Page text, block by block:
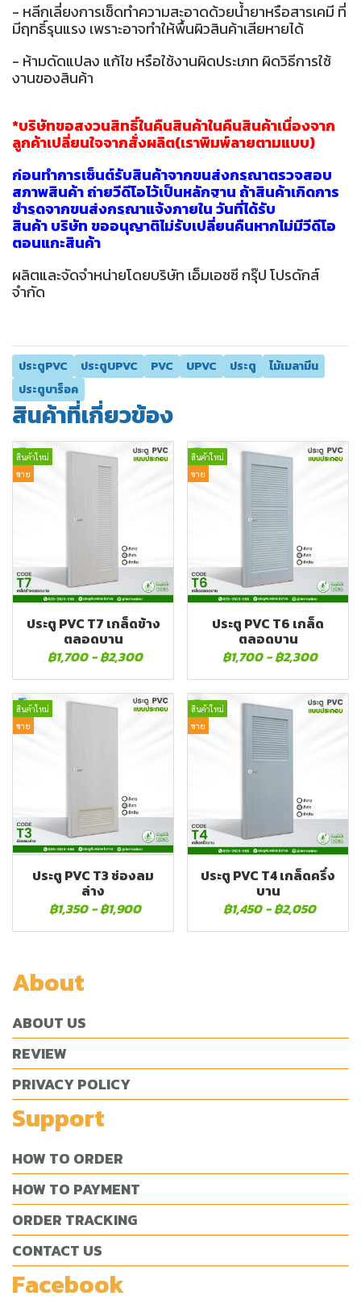
- หลีกเลี่ยงการเช็ดทำความสะอาดด้วยน้ำยาหรือสารเคมี ที่
มีฤทธิ์รุนแรง เพราะอาจทำให้พื้นผิวสินค้าเสียหายได้
- ห้ามดัดแปลง แก้ไข หรือใช้งานผิดประเภท ผิดวิธีการใช้
งานของสินค้า
*บริษัทขอสงวนสิทธิ์ในคืนสินค้าในคืนสินค้าเนื่องจาก
ลูกค้าเปลี่ยนใจจากสั่งผลิต(เราพิมพ์ลายตามแบบ)
ก่อนทำการเซ็นต์รับสินค้าจากขนส่งกรุณาตรวจสอบ
สภาพสินค้า ถ่ายวีดีโอไว้เป็นหลักฐาน ถ้าสินค้าเกิดการ
ชำรุดจากขนส่งกรุณาแจ้งภายใน วันที่ได้รับ
สินค้า บริษัท ขออนุญาติไม่รับเปลี่ยนคืนหากไม่มีวีดีโอ
ตอนแกะสินค้า
ผลิตและจัดจำหน่ายโดยบริษัท เอ็มเอชซี กรุ๊ป โปรดักส์
จำกัด
ประตูPVC ประตูUPVC PVC UPVC ประตู
ไม้เมลามีน
ประตูบาร็อค
สินค้าที่เกี่ยวข้อง
สินค้าใหม่
ขาย
ประตู PVC T7 เกล็ดข้าง
ตลอดบาน
฿1,700 -฿2,300
สินค้าใหม่
ขาย
ประตู PVC T6 เกล็ด
ตลอดบาน
฿1,700 -฿2,300
สินค้าใหม่
ขาย
ประตู PVC T3 ช่องลม
ล่าง
฿1,350 -฿1,900
สินค้าใหม่
ขาย
ประตู PVC T4 เกล็ดครึ่ง
บาน
฿1,450 -฿2,050
About
ABOUT US
REVIEW
PRIVACY POLICY
Support
HOW TO ORDER
HOW TO PAYMENT
ORDER TRACKING
CONTACT US
Facebook